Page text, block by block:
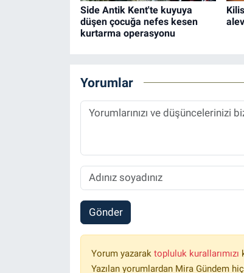
Side Antik Kent'te kuyuya
düşen çocuğa nefes kesen
kurtarma operasyonu
Yorumlar
Gönder
Yorum yazarak topluluk kurallarımızı
Yazılan yorumlardan Mira Gündem